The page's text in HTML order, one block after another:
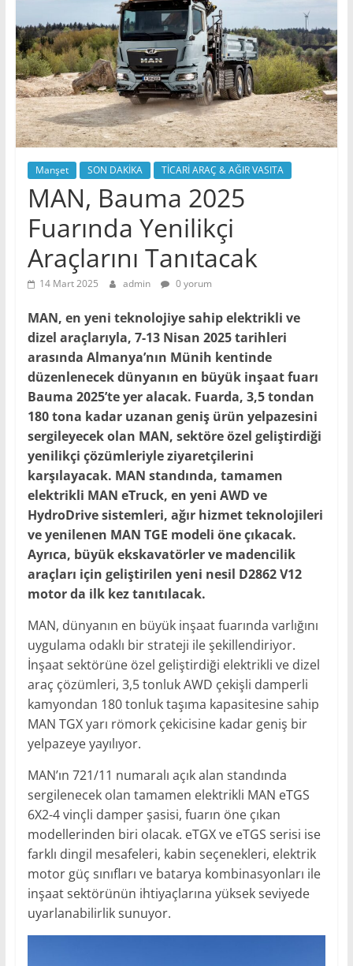
Manşet SON DAKİKA TİCARİ ARAÇ & AĞIR VASITA
MAN, Bauma 2025
Fuarında Yenilikçi
Araçlarını Tanıtacak
14 Mart 2025 admin 0 yorum
MAN, en yeni teknolojiye sahip elektrikli ve
dizel araçlarıyla, 7-13 Nisan 2025 tarihleri
arasında Almanya’nın Münih kentinde
düzenlenecek dünyanın en büyük inşaat fuarı
Bauma 2025’te yer alacak. Fuarda, 3,5 tondan
180 tona kadar uzanan geniş ürün yelpazesini
sergileyecek olan MAN, sektöre özel geliştirdiği
yenilikçi çözümleriyle ziyaretçilerini
karşılayacak. MAN standında, tamamen
elektrikli MAN eTruck, en yeni AWD ve
HydroDrive sistemleri, ağır hizmet teknolojileri
ve yenilenen MAN TGE modeli öne çıkacak.
Ayrıca, büyük ekskavatörler ve madencilik
araçları için geliştirilen yeni nesil D2862 V12
motor da ilk kez tanıtılacak.
MAN, dünyanın en büyük inşaat fuarında varlığını
uygulama odaklı bir strateji ile şekillendiriyor.
İnşaat sektörüne özel geliştirdiği elektrikli ve dizel
araç çözümleri, 3,5 tonluk AWD çekişli damperli
kamyondan 180 tonluk taşıma kapasitesine sahip
MAN TGX yarı römork çekicisine kadar geniş bir
yelpazeye yayılıyor.
MAN’ın 721/11 numaralı açık alan standında
sergilenecek olan tamamen elektrikli MAN eTGS
6X2-4 vinçli damper şasisi, fuarın öne çıkan
modellerinden biri olacak. eTGX ve eTGS serisi ise
farklı dingil mesafeleri, kabin seçenekleri, elektrik
motor güç sınıfları ve batarya kombinasyonları ile
inşaat sektörünün ihtiyaçlarına yüksek seviyede
uyarlanabilirlik sunuyor.